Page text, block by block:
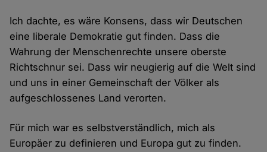
Ich dachte, es wäre Konsens, dass wir Deutschen
eine liberale Demokratie gut finden. Dass die
Wahrung der Menschenrechte unsere oberste
Richtschnur sei. Dass wir neugierig auf die Welt sind
und uns in einer Gemeinschaft der Völker als
aufgeschlossenes Land verorten.
Für mich war es selbstverständlich, mich als
Europäer zu definieren und Europa gut zu finden.